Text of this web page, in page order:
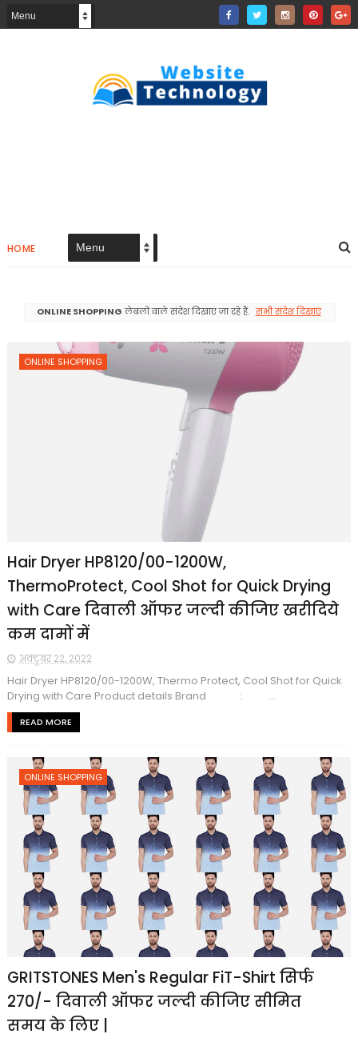
HOME
ONLINE SHOPPING लेबलों वाले संदेश दिखाए जा रहे हैं. सभी संदेश दिखाएं
ONLINE SHOPPING
Hair Dryer HP8120/00-1200W,
ThermoProtect, Cool Shot for Quick Drying
with Care दिवाली ऑफर जल्दी कीजिए खरीदिये
कम दामों में
अक्टूबर 22, 2022
Hair Dryer HP8120/00-1200W, Thermo Protect, Cool Shot for Quick
Drying with Care Product details Brand : ...
READ MORE
ONLINE SHOPPING
GRITSTONES Men's Regular FiT-Shirt सिर्फ
₹270/- दिवाली ऑफर जल्दी कीजिए सीमित
समय के लिए |